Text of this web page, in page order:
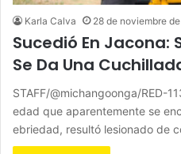
Karla Calva 28 de noviembre
Sucedió En Jacona:
Se Da Una
STAFF/@michangoonga/RED-
edad que aparentemente se
ebriedad, resultó lesionado de